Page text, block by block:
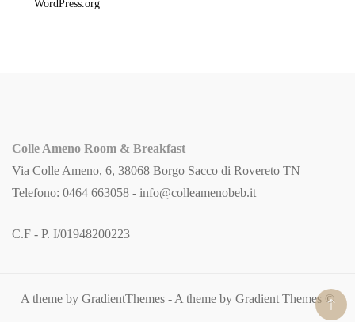
WordPress.org
Colle Ameno Room & Breakfast
Via Colle Ameno, 6, 38068 Borgo Sacco di Rovereto TN
Telefono: 0464 663058 - info@colleamenobeb.it
C.F - P. I/01948200223
A theme by GradientThemes - A theme by Gradient Themes ©